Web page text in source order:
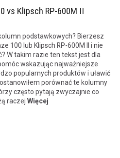
vs Klipsch RP-600M II
podstawkowych? Bierzesz
100 lub Klipsch RP-600M II i nie
W takim razie ten tekst jest dla
wskazując najważniejsze
popularnych produktów i uławić
porównać te kolumny
często pytają zwyczajnie co
raczej Więcej